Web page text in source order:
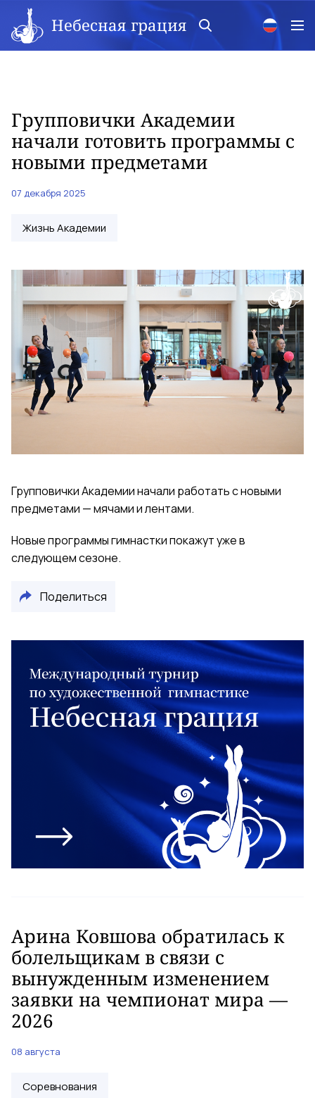
Небесная грация
Групповички Академии
начали готовить программы с
новыми предметами
07 декабря 2025
Жизнь Академии
Групповички Академии начали работать с новыми
предметами — мячами и лентами.
Новые программы гимнастки покажут уже в
следующем сезоне.
Поделиться
Арина Ковшова обратилась к
болельщикам в связи с
вынужденным изменением
заявки на чемпионат мира —
2026
08 августа
Соревнования